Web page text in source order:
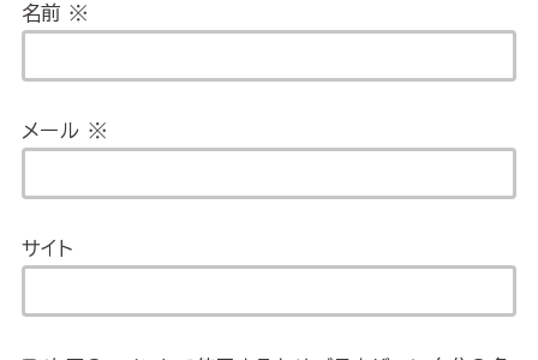
名前 ※
メール ※
サイト